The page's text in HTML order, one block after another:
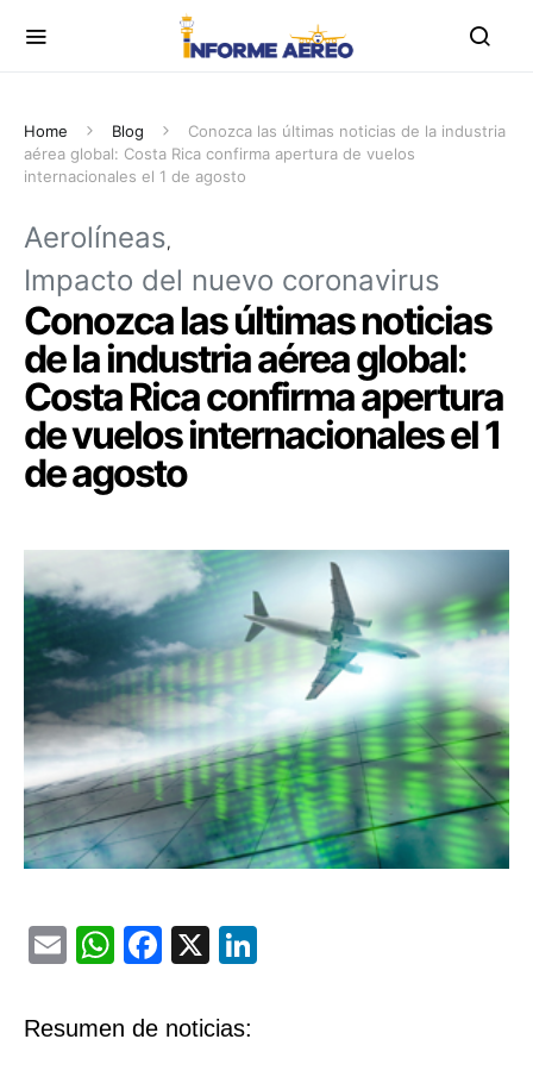
Home Blog
Conozca las últimas noticias de la industria
aérea global: Costa Rica confirma apertura de vuelos
internacionales el 1 de agosto
Aerolíneas
Impacto del nuevo coronavirus
Conozca las últimas noticias
de la industria aérea global:
Costa Rica confirma apertura
de vuelos internacionales el 1
de agosto
EmailWhatsApp
Facebook
X
Resumen de noticias: